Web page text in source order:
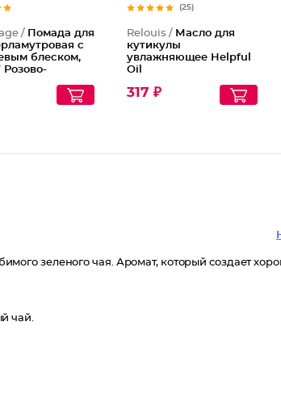
/ Помада для
с
блеском,
Розово-
(25)
Relouis / Масло для
кутикулы
увлажняющее Helpful
Oil
317 ₽
зеленого чая. Аромат, который создает
чай.